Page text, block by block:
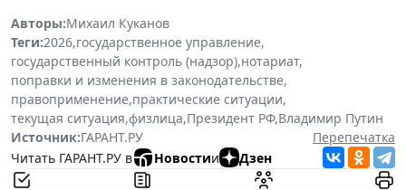
Авторы:Михаил Куканов
Теги:2026,государственное управление,
государственный контроль (надзор),нотариат,
поправки и изменения в законодательстве,
правоприменение,практические ситуации,
текущая ситуация,физлица,Президент РФ,Владимир Путин
Источник:ГАРАНТ.РУ
Перепечатка
Читать ГАРАНТ.РУ в
Новостии Дзен